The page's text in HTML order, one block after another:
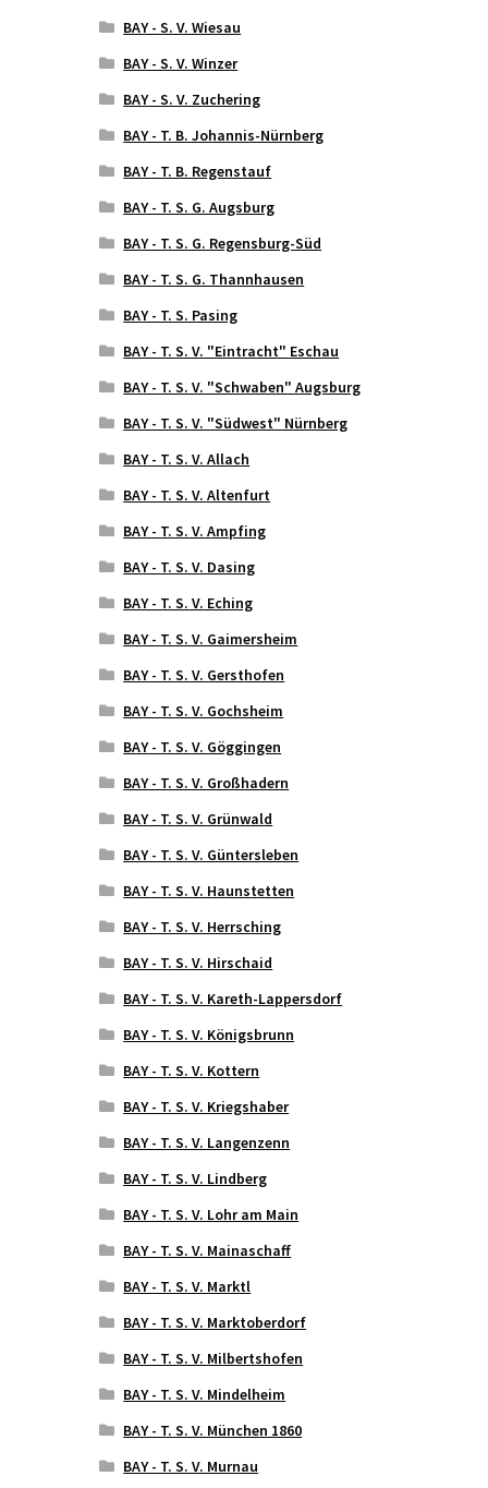
BAY - S. V. Wiesau
BAY - S. V. Winzer
BAY - S. V. Zuchering
BAY - T. B. Johannis-Nürnberg
BAY - T. B. Regenstauf
BAY - T. S. G. Augsburg
BAY - T. S. G. Regensburg-Süd
BAY - T. S. G. Thannhausen
BAY - T. S. Pasing
BAY - T. S. V. "Eintracht" Eschau
BAY - T. S. V. "Schwaben" Augsburg
BAY - T. S. V. "Südwest" Nürnberg
BAY - T. S. V. Allach
BAY - T. S. V. Altenfurt
BAY - T. S. V. Ampfing
BAY - T. S. V. Dasing
BAY - T. S. V. Eching
BAY - T. S. V. Gaimersheim
BAY - T. S. V. Gersthofen
BAY - T. S. V. Gochsheim
BAY - T. S. V. Göggingen
BAY - T. S. V. Großhadern
BAY - T. S. V. Grünwald
BAY - T. S. V. Güntersleben
BAY - T. S. V. Haunstetten
BAY - T. S. V. Herrsching
BAY - T. S. V. Hirschaid
BAY - T. S. V. Kareth-Lappersdorf
BAY - T. S. V. Königsbrunn
BAY - T. S. V. Kottern
BAY - T. S. V. Kriegshaber
BAY - T. S. V. Langenzenn
BAY - T. S. V. Lindberg
BAY - T. S. V. Lohr am Main
BAY - T. S. V. Mainaschaff
BAY - T. S. V. Marktl
BAY - T. S. V. Marktoberdorf
BAY - T. S. V. Milbertshofen
BAY - T. S. V. Mindelheim
BAY - T. S. V. München 1860
BAY - T. S. V. Murnau